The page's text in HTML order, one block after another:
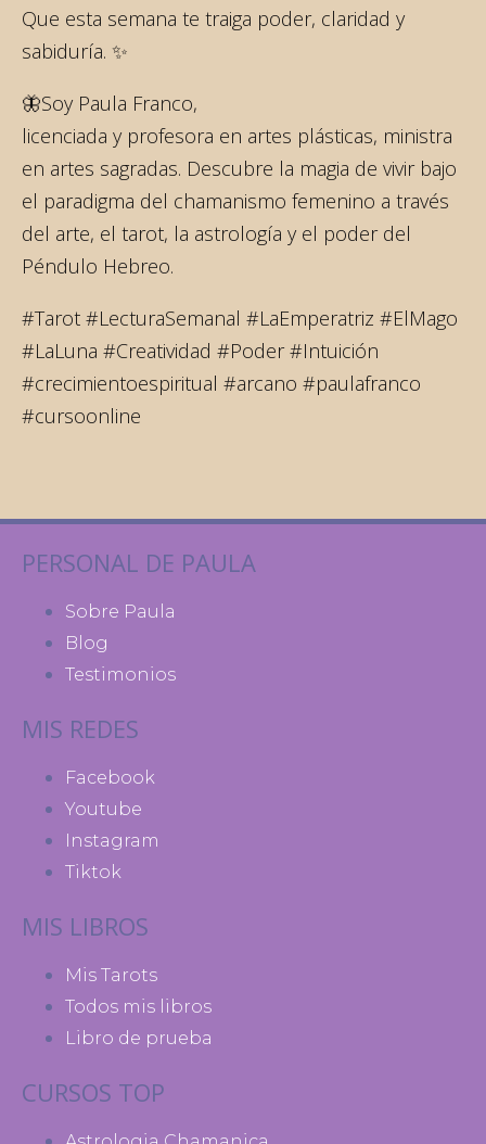
Que esta semana te traiga poder, claridad y
sabiduría. ✨
🦋Soy Paula Franco,
licenciada y profesora en artes plásticas, ministra
en artes sagradas. Descubre la magia de vivir bajo
el paradigma del chamanismo femenino a través
del arte, el tarot, la astrología y el poder del
Péndulo Hebreo.
#Tarot #LecturaSemanal #LaEmperatriz #ElMago
#LaLuna #Creatividad #Poder #Intuición
#crecimientoespiritual #arcano #paulafranco
#cursoonline
PERSONAL DE PAULA
Sobre Paula
Blog
Testimonios
MIS REDES
Facebook
Youtube
Instagram
Tiktok
MIS LIBROS
Mis Tarots
Todos mis libros
Libro de prueba
CURSOS TOP